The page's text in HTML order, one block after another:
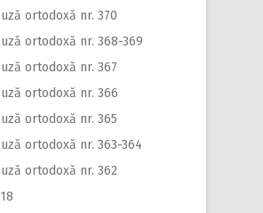
ortodoxă nr. 370
ortodoxă nr. 368-369
ortodoxă nr. 367
ortodoxă nr. 366
ortodoxă nr. 365
ortodoxă nr. 363-364
ortodoxă nr. 362